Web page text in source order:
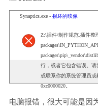
Synaptics.exe - 损坏的映像
Z:\插件\制作规范.插件整
行，或者它包含错误。请
或联系你的系统管理员
0xc0000020。
电脑报错，很大可能是因